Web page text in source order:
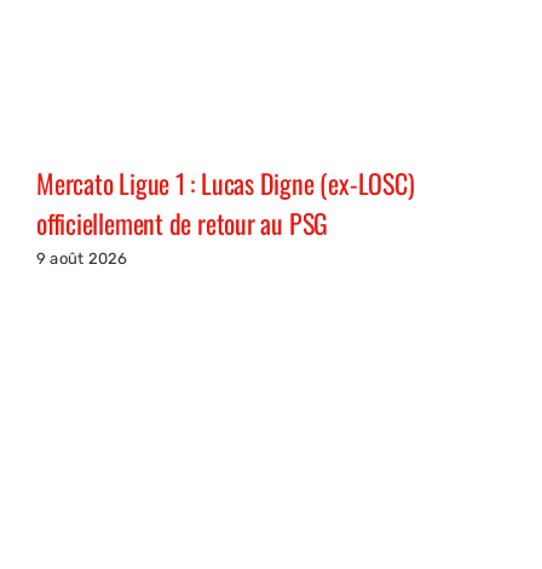
Mercato Ligue 1 : Lucas Digne (ex-LOSC)
officiellement de retour au PSG
9 août 2026